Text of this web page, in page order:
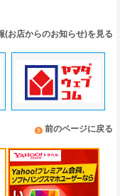
(お店からのお知らせ)を見る
前のページに戻る